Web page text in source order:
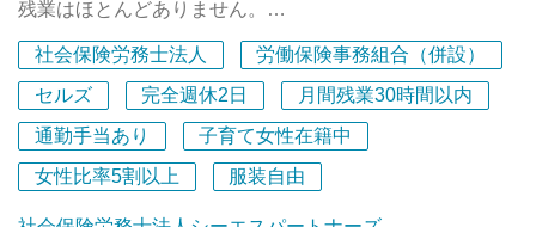
の違法行為に遭い、完全に自信を喪失するとともに、「社
給料未払い問題を解決するために調べている際に社労士の
存在を知り、「労働者が安心して気持ちよく働ける環境を
つくる側に関わってみたい」と思うようになりました。
そして3か月ほど悩んだ後に面接を受け、長澤事務所での
アルバイトを始めました。
フルタイムでバリバリと働きたい方はもちろん、
1日6時間や7時間の時短勤務で家庭やご自身の生活と仕事
を両立したい方も大歓迎です！
ご応募をお待ちしております！
残業はほとんどありません。
一般企業で社労士業務の経験者やブランクのある方も歓迎
します。
子育て事情にも配慮した、家庭との両立も可能な長く安心
して働ける職場です。
ご興味がありましたら、ぜひご応募ください。
お待ちしております。
社会保険労務士法人
労働保険事務組合（併設）
セルズ
完全週休2日
月間残業30時間以内
通勤手当あり
子育て女性在籍中
女性比率5割以上
服装自由